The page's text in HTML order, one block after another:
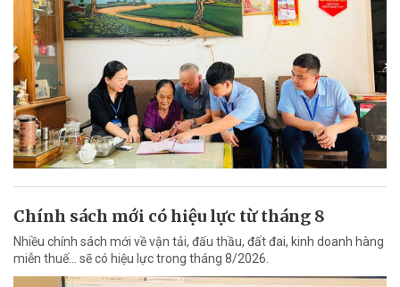
Chính sách mới có hiệu lực từ tháng 8
Nhiều chính sách mới về vận tải, đấu thầu, đất đai, kinh doanh hàng
miễn thuế... sẽ có hiệu lực trong tháng 8/2026.